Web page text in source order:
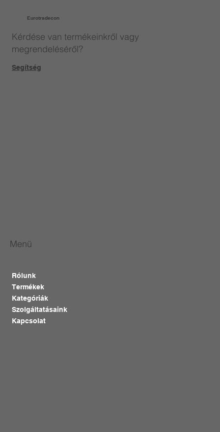
Eurotradecon
Kérdése van termékeinkről vagy
megrendeléséről?
Segítség
Menü
Rólunk
Termékek
Kategóriák
Szolgáltatásaink
Kapcsolat